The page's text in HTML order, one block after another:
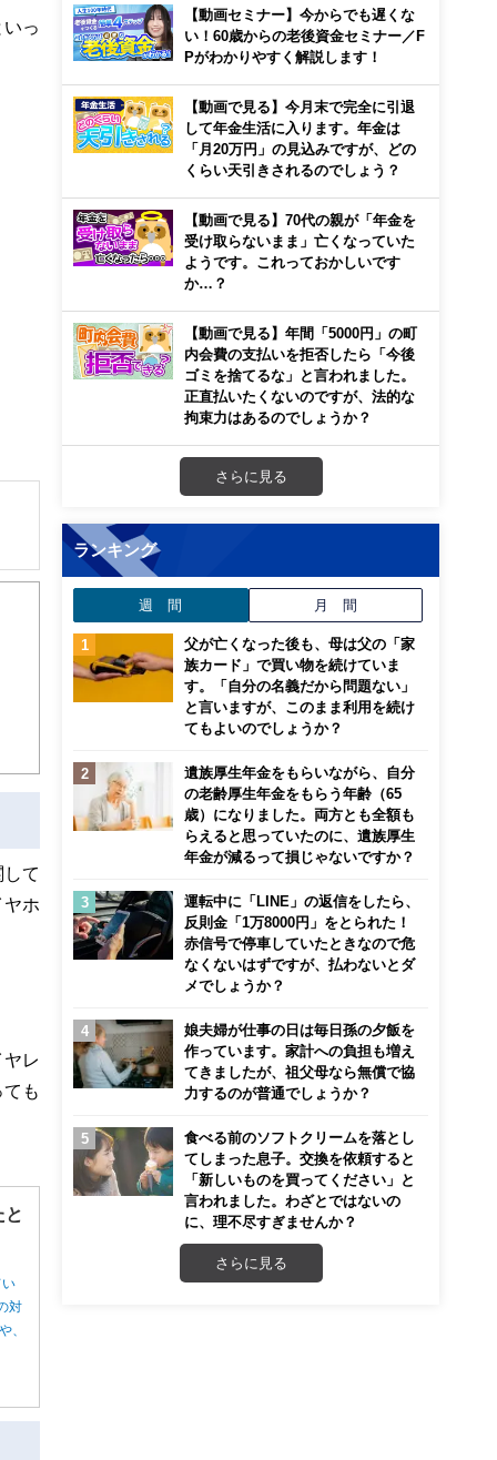
っ
き
て
ヤホ
レ
も
と
い
対
、
【動画セミナー】今からでも遅くな
い！60歳からの老後資金セミナー／F
Pがわかりやすく解説します！
【動画で見る】今月末で完全に引退
して年金生活に入ります。年金は
「月20万円」の見込みですが、どの
くらい天引きされるのでしょう？
【動画で見る】70代の親が「年金を
受け取らないまま」亡くなっていた
ようです。これっておかしいです
か…？
【動画で見る】年間「5000円」の町
内会費の支払いを拒否したら「今後
ゴミを捨てるな」と言われました。
正直払いたくないのですが、法的な
拘束力はあるのでしょうか？
さらに見る
ランキング
週 間 月 間
父が亡くなった後も、母は父の「家
族カード」で買い物を続けていま
す。「自分の名義だから問題ない」
と言いますが、このまま利用を続け
てもよいのでしょうか？
遺族厚生年金をもらいながら、自分
の老齢厚生年金をもらう年齢（65
歳）になりました。両方とも全額も
らえると思っていたのに、遺族厚生
年金が減るって損じゃないですか？
運転中に「LINE」の返信をしたら、
反則金「1万8000円」をとられた！
赤信号で停車していたときなので危
なくないはずですが、払わないとダ
メでしょうか？
娘夫婦が仕事の日は毎日孫の夕飯を
作っています。家計への負担も増え
てきましたが、祖父母なら無償で協
力するのが普通でしょうか？
食べる前のソフトクリームを落とし
てしまった息子。交換を依頼すると
「新しいものを買ってください」と
言われました。わざとではないの
に、理不尽すぎませんか？
さらに見る